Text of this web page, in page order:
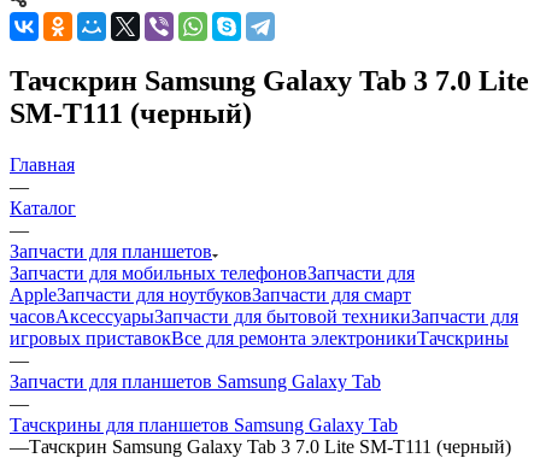
Тачскрин Samsung Galaxy Tab 3 7.0 Lite
SM-T111 (черный)
Главная
—
Каталог
—
Запчасти для планшетов
Запчасти для мобильных телефоновЗапчасти для
AppleЗапчасти для ноутбуковЗапчасти для смарт
часовАксессуарыЗапчасти для бытовой техникиЗапчасти для
игровых приставокВсе для ремонта электроникиТачскрины
—
Запчасти для планшетов Samsung Galaxy Tab
—
Тачскрины для планшетов Samsung Galaxy Tab
—Тачскрин Samsung Galaxy Tab 3 7.0 Lite SM-T111 (черный)